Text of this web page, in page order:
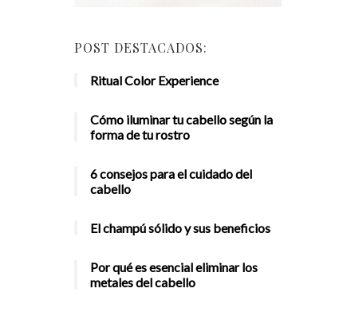
POST DESTACADOS:
Ritual Color Experience
Cómo iluminar tu cabello según la
forma de tu rostro
6 consejos para el cuidado del
cabello
El champú sólido y sus beneficios
Por qué es esencial eliminar los
metales del cabello